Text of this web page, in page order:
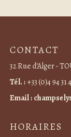
CONTACT
32 Rue d’Alger -
Tél. :+33 (0)4 94 31
Email :
HORAIRES